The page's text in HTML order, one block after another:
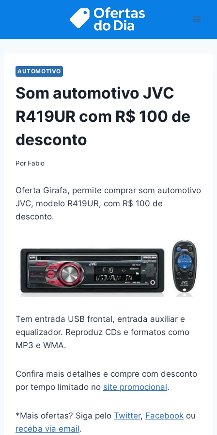
AUTOMOTIVO
Som automotivo JVC
R419UR com R$ 100 de
desconto
Por Fabio
Oferta Girafa, permite comprar som automotivo
JVC, modelo R419UR, com R$ 100 de
desconto.
Tem entrada USB frontal, entrada auxiliar e
equalizador. Reproduz CDs e formatos como
MP3 e WMA.
Confira mais detalhes e compre com desconto
por tempo limitado no site promocional.
*Mais ofertas? Siga pelo Twitter, Facebook ou
receba via email.